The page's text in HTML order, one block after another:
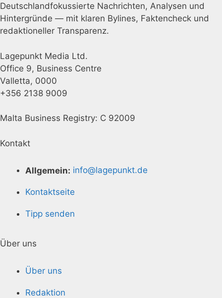
Deutschlandfokussierte Nachrichten, Analysen und
Hintergründe — mit klaren Bylines, Faktencheck und
redaktioneller Transparenz.
Lagepunkt Media Ltd.
Office 9, Business Centre
Valletta, 0000
+356 2138 9009
Malta Business Registry: C 92009
Kontakt
Allgemein: info@lagepunkt.de
Kontaktseite
Tipp senden
Über uns
Über uns
Redaktion